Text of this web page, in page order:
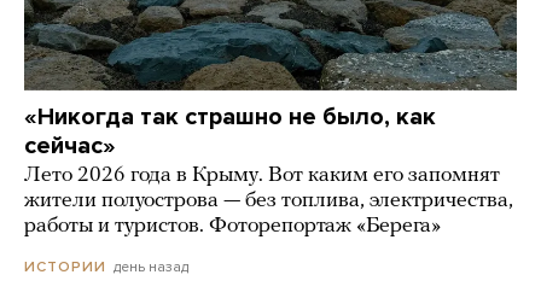
«Никогда так страшно не было, как
сейчас»
Лето 2026 года в Крыму. Вот каким его запомнят
жители полуострова — без топлива, электричества,
работы и туристов. Фоторепортаж «Берега»
ИСТОРИИ день назад